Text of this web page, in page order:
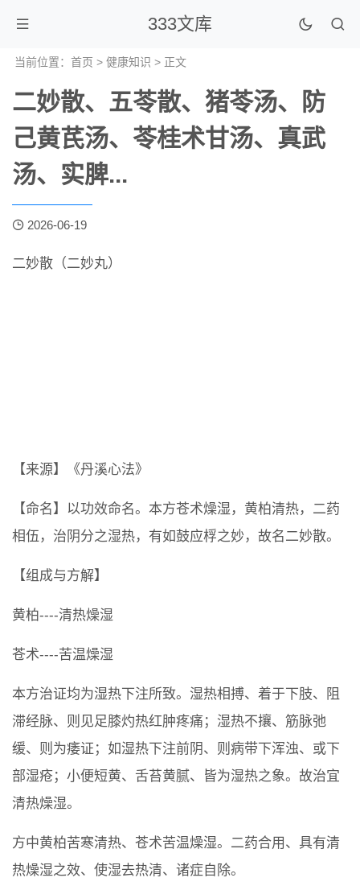
333文库
当前位置： 首页 > 健康知识 > 正文
二妙散、五苓散、猪苓汤、防
己黄芪汤、苓桂术甘汤、真武
汤、实脾...
2026-06-19
二妙散（二妙丸）
【来源】《丹溪心法》
【命名】以功效命名。本方苍术燥湿，黄柏清热，二药
相伍，治阴分之湿热，有如鼓应桴之妙，故名二妙散。
【组成与方解】
黄柏----清热燥湿
苍术----苦温燥湿
本方治证均为湿热下注所致。湿热相搏、着于下肢、阻
滞经脉、则见足膝灼热红肿疼痛；湿热不攘、筋脉弛
缓、则为痿证；如湿热下注前阴、则病带下浑浊、或下
部湿疮；小便短黄、舌苔黄腻、皆为湿热之象。故治宜
清热燥湿。
方中黄柏苦寒清热、苍术苦温燥湿。二药合用、具有清
热燥湿之效、使湿去热清、诸症自除。